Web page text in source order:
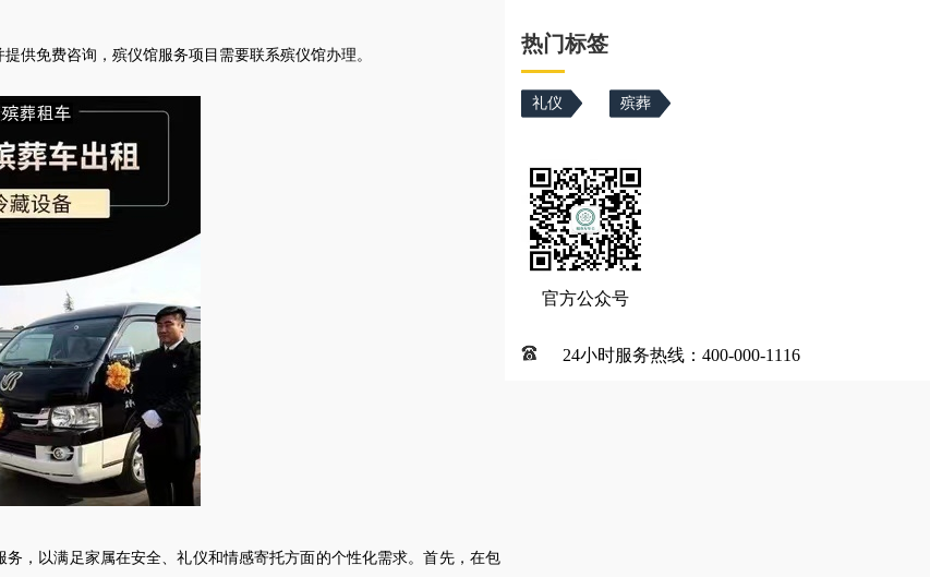
供免费咨询，殡仪馆服务项目需要联系殡仪馆办理 。
，以满足家属在安全、礼仪和情感寄托方面的个性化需求。首先，在包
热门标签
礼仪 殡葬
官方公众号
24小时服务热线：400-000-1116